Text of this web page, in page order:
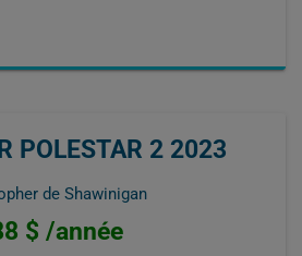
POLESTAR 2 2023
de Shawinigan
$ /année